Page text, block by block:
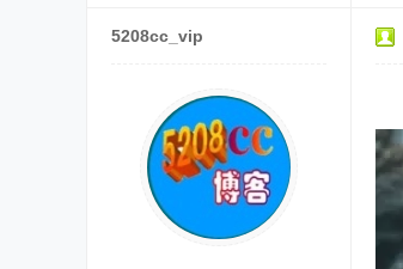
5208cc_vip